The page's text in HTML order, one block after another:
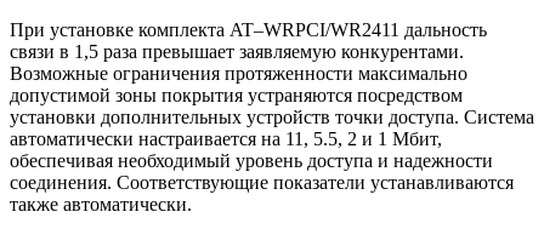
При установке комплекта AT–WRPCI/WR2411 дальность
связи в 1,5 раза превышает заявляемую конкурентами.
Возможные ограничения протяженности максимально
допустимой зоны покрытия устраняются посредством
установки дополнительных устройств точки доступа. Система
автоматически настраивается на 11, 5.5, 2 и 1 Мбит,
обеспечивая необходимый уровень доступа и надежности
соединения. Соответствующие показатели устанавливаются
также автоматически.